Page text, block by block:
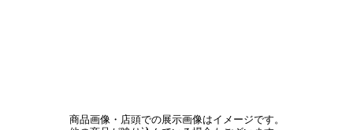
商品画像・店頭での展示画像はイメージです。